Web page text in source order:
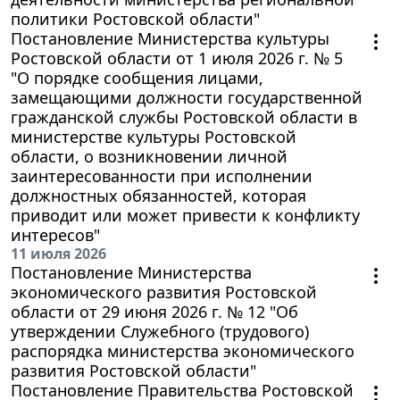
политики Ростовской области"
Постановление Министерства культуры
Ростовской области от 1 июля 2026 г. № 5
"О порядке сообщения лицами,
замещающими должности государственной
гражданской службы Ростовской области в
министерстве культуры Ростовской
области, о возникновении личной
заинтересованности при исполнении
должностных обязанностей, которая
приводит или может привести к конфликту
интересов"
11 июля 2026
Постановление Министерства
экономического развития Ростовской
области от 29 июня 2026 г. № 12 "Об
утверждении Служебного (трудового)
распорядка министерства экономического
развития Ростовской области"
Постановление Правительства Ростовской